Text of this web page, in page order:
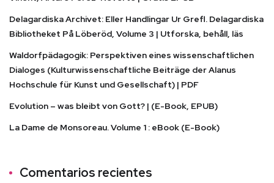
Delagardiska Archivet: Eller Handlingar Ur Grefl. Delagardiska
Bibliotheket På Löberöd, Volume 3 | Utforska, behåll, läs
Waldorfpädagogik: Perspektiven eines wissenschaftlichen
Dialoges (Kulturwissenschaftliche Beiträge der Alanus
Hochschule für Kunst und Gesellschaft) | PDF
Evolution – was bleibt von Gott? | (E-Book, EPUB)
La Dame de Monsoreau. Volume 1 : eBook (E-Book)
Comentarios recientes